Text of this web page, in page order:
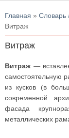
Вы здесь
Главная » Словарь
Витраж
Витраж
Витраж —
самостоятельную
из кусков (в
современной
фасада
металлических